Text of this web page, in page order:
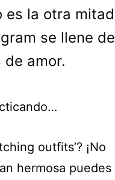
es la otra mitad
se llene de
amor.
outfits’? ¡No
hermosa puedes